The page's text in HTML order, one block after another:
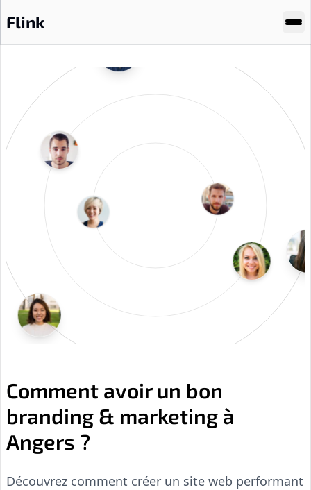
Flink
Comment avoir un bon
branding & marketing à
Angers ?
Découvrez comment créer un site web performant